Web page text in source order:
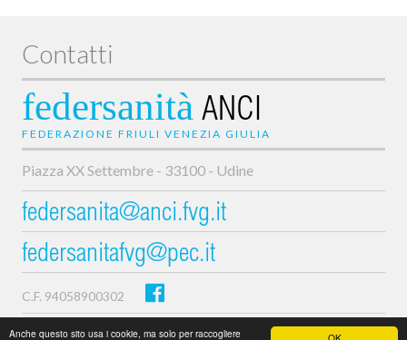
Anche questo sito usa i cookie, ma solo per raccogliere
Contatti
federsanità ANCI
FEDERAZIONE FRIULI VENEZIA GIULIA
Piazza XX Settembre - 33100 - Udine
federsanita@anci.fvg.it
federsanitafvg@pec.it
C.F. 94058900302
Privacy e cookie policy